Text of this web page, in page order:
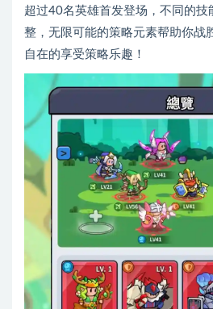
超过40名英雄首发登场，不同的技
整，无限可能的策略元素帮助你战
自在的享受策略乐趣！